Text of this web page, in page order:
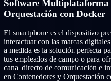
Software Multiplataforma
Orquestación con Docker
El smartphone es el dispositivo
interactuar con las marcas
a medida es la solución perfecta
tus empleados de campo o para
canal directo de comunicación e
en Contenedores y Orquestación